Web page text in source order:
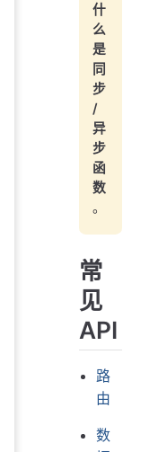
什
么
是
同
步
/
异
步
函
数
。
常
见
API
路
由
数